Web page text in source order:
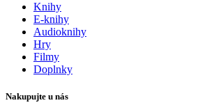
Knihy
E-knihy
Audioknihy
Hry
Filmy
Doplnky
Nakupujte u nás